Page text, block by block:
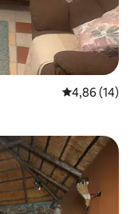
Средна
4,86 (14)